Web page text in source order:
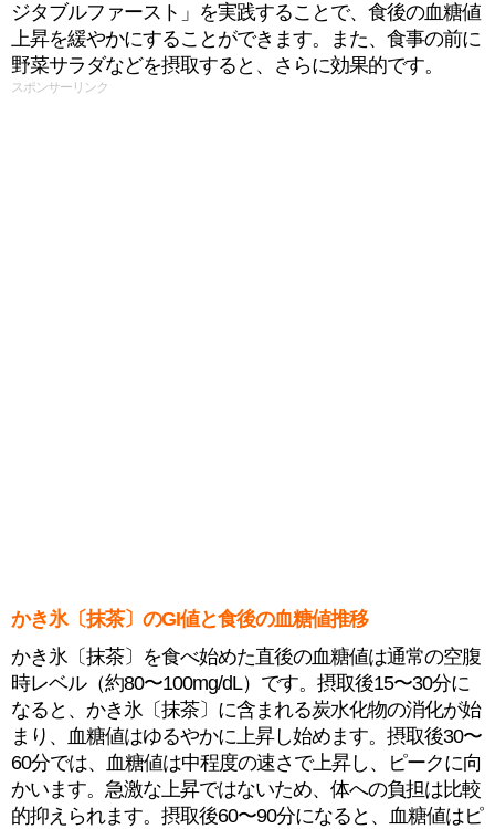
ジタブルファースト」を実践することで、食後の血糖値
上昇を緩やかにすることができます。また、食事の前に
野菜サラダなどを摂取すると、さらに効果的です。
スポンサーリンク
かき氷〔抹茶〕のGI値と食後の血糖値推移
かき氷〔抹茶〕を食べ始めた直後の血糖値は通常の空腹
時レベル（約80〜100mg/dL）です。摂取後15〜30分に
なると、かき氷〔抹茶〕に含まれる炭水化物の消化が始
まり、血糖値はゆるやかに上昇し始めます。摂取後30〜
60分では、血糖値は中程度の速さで上昇し、ピークに向
かいます。急激な上昇ではないため、体への負担は比較
的抑えられます。摂取後60〜90分になると、血糖値はピ